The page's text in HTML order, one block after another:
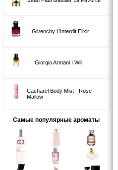
Givenchy L’Interdit Elixir
Giorgio Armani I Will
Cacharel Body Mist - Rose
Mallow
Самые популярные ароматы